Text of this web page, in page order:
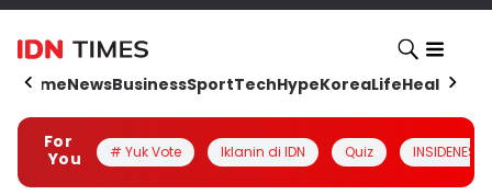
HomeNewsBusinessSportTechHypeKoreaLifeHealth
For
You
# Yuk Vote Iklanin di IDN Quiz INSIDENESIA